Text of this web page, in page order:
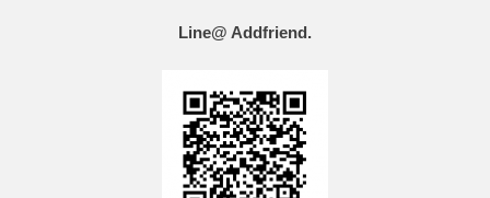
Line@ Addfriend.